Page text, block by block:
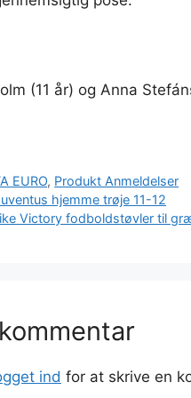
(11 år) og Anna
EURO, Produkt Anmeldelser
hjemme trøje 11-12
Victory fodboldstøvler til
ind for at skrive en